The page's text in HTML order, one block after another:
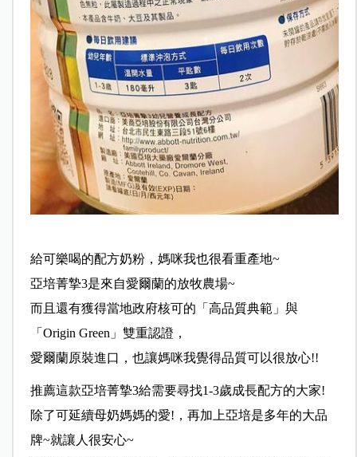
給可樂喝的配方奶粉，媽咪我也很看重產地~
亞培菁摯3是來自愛爾蘭的放牧農場~
而且還有獲得當地政府核可的「高品質典範」與
「Origin Green」雙重認證，
愛爾蘭原裝進口，也讓媽咪我覺得品質可以很放心!!
推薦這款亞培菁摯3給需要尋找1-3歲成長配方的大家!
除了可延續母奶媽媽的愛!，再加上亞培是多年的大品
牌~就讓人很安心~